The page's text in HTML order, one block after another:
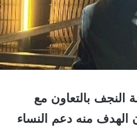
النجف بالتعاون مع
الهدف منه دعم النساء